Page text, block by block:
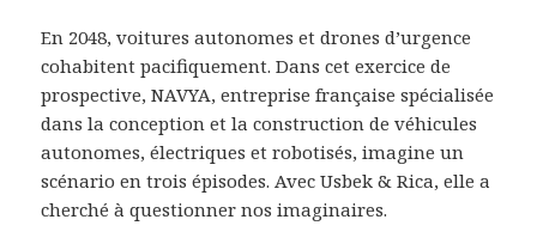
En 2048, voitures autonomes et drones d’urgence
cohabitent pacifiquement. Dans cet exercice de
prospective, NAVYA, entreprise française spécialisée
dans la conception et la construction de véhicules
autonomes, électriques et robotisés, imagine un
scénario en trois épisodes. Avec Usbek & Rica, elle a
cherché à questionner nos imaginaires.